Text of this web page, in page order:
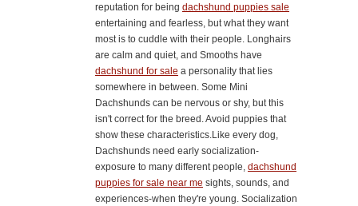
reputation for being dachshund puppies sale
entertaining and fearless, but what they want
most is to cuddle with their people. Longhairs
are calm and quiet, and Smooths have
dachshund for sale a personality that lies
somewhere in between. Some Mini
Dachshunds can be nervous or shy, but this
isn't correct for the breed. Avoid puppies that
show these characteristics.Like every dog,
Dachshunds need early socialization-
exposure to many different people, dachshund
puppies for sale near me sights, sounds, and
experiences-when they're young. Socialization